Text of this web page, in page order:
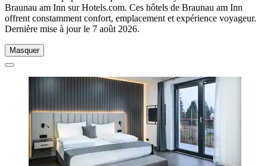
Braunau am Inn sur Hotels.com. Ces hôtels de Braunau am Inn
offrent constamment confort, emplacement et expérience voyageur.
Dernière mise à jour le 7 août 2026.
Masquer